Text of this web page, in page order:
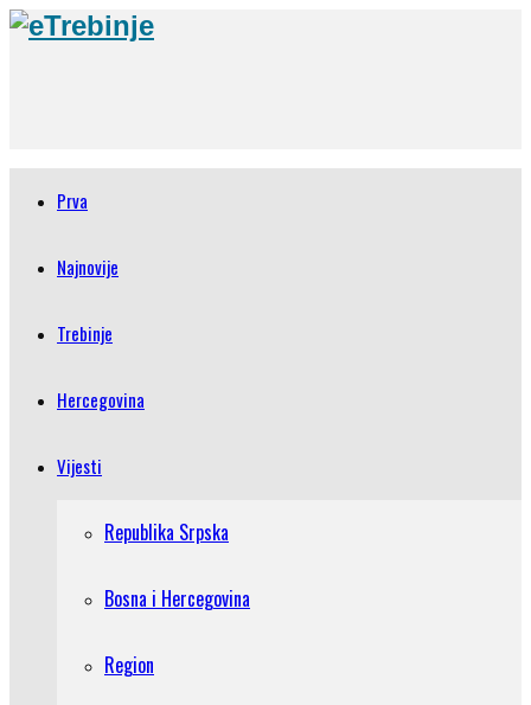
Prva
Najnovije
Trebinje
Hercegovina
Vijesti
Republika Srpska
Bosna i Hercegovina
Region